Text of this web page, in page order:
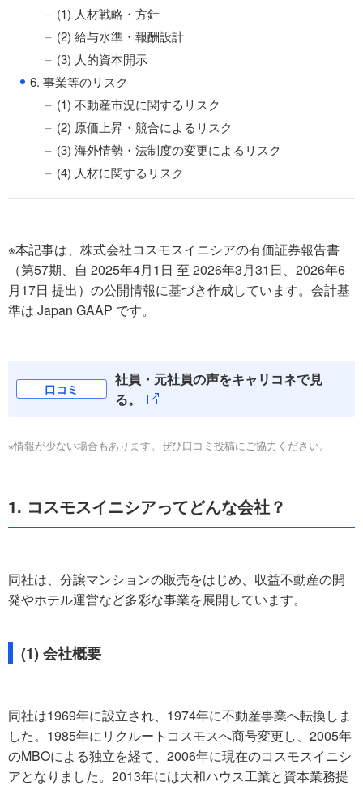
(1) 人材戦略・方針
(2) 給与水準・報酬設計
(3) 人的資本開示
● 6. 事業等のリスク
(1) 不動産市況に関するリスク
(2) 原価上昇・競合によるリスク
(3) 海外情勢・法制度の変更によるリスク
(4) 人材に関するリスク
※本記事は、株式会社コスモスイニシアの有価証券報告書
（第57期、自 2025年4月1日 至 2026年3月31日、2026年6
月17日 提出）の公開情報に基づき作成しています。会計基
準は Japan GAAP です。
口コミ
社員・元社員の声をキャリコネで見
る。
※情報が少ない場合もあります。ぜひ口コミ投稿にご協力ください。
1. コスモスイニシアってどんな会社？
同社は、分譲マンションの販売をはじめ、収益不動産の開
発やホテル運営など多彩な事業を展開しています。
(1) 会社概要
同社は1969年に設立され、1974年に不動産事業へ転換しま
した。1985年にリクルートコスモスへ商号変更し、2005年
のMBOによる独立を経て、2006年に現在のコスモスイニシ
アとなりました。2013年には大和ハウス工業と資本業務提